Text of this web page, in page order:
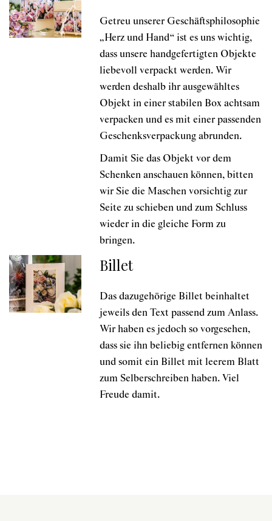
Getreu unserer Geschäftsphilosophie
„Herz und Hand“ ist es uns wichtig,
dass unsere handgefertigten Objekte
liebevoll verpackt werden. Wir
werden deshalb ihr ausgewähltes
Objekt in einer stabilen Box achtsam
verpacken und es mit einer passenden
Geschenksverpackung abrunden.
Damit Sie das Objekt vor dem
Schenken anschauen können, bitten
wir Sie die Maschen vorsichtig zur
Seite zu schieben und zum Schluss
wieder in die gleiche Form zu
bringen.
Billet
Das dazugehörige Billet beinhaltet
jeweils den Text passend zum Anlass.
Wir haben es jedoch so vorgesehen,
dass sie ihn beliebig entfernen können
und somit ein Billet mit leerem Blatt
zum Selberschreiben haben. Viel
Freude damit.